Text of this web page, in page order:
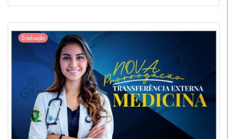
Graduação